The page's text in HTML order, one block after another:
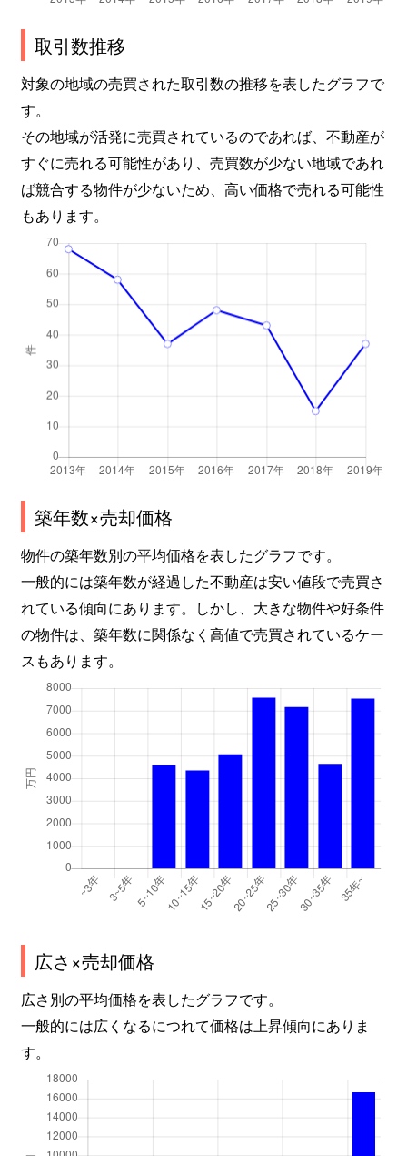
取引数推移
対象の地域の売買された取引数の推移を表したグラフで
す。
その地域が活発に売買されているのであれば、不動産が
すぐに売れる可能性があり、売買数が少ない地域であれ
ば競合する物件が少ないため、高い価格で売れる可能性
もあります。
築年数×売却価格
物件の築年数別の平均価格を表したグラフです。
一般的には築年数が経過した不動産は安い値段で売買さ
れている傾向にあります。しかし、大きな物件や好条件
の物件は、築年数に関係なく高値で売買されているケー
スもあります。
広さ×売却価格
広さ別の平均価格を表したグラフです。
一般的には広くなるにつれて価格は上昇傾向にありま
す。